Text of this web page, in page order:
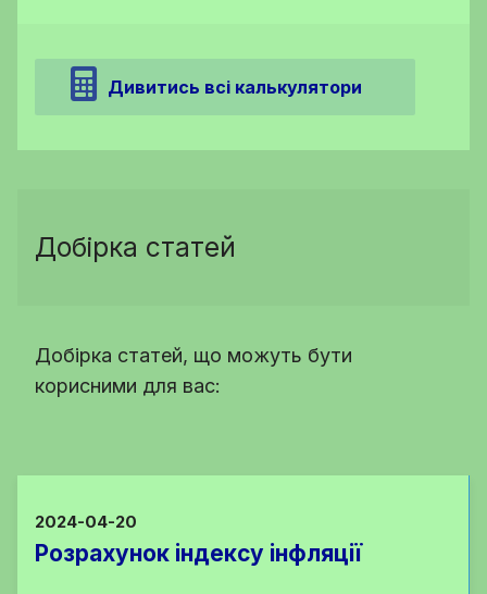
Дивитись всі калькулятори
Добірка статей
Добірка статей, що можуть бути
корисними для вас:
2024-04-20
Розрахунок індексу інфляції